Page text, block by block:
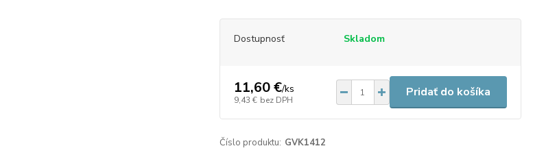
Dostupnosť Skladom
11,60 €/ks
9,43 € bez DPH
Pridať do košíka
Číslo produktu: GVK1412